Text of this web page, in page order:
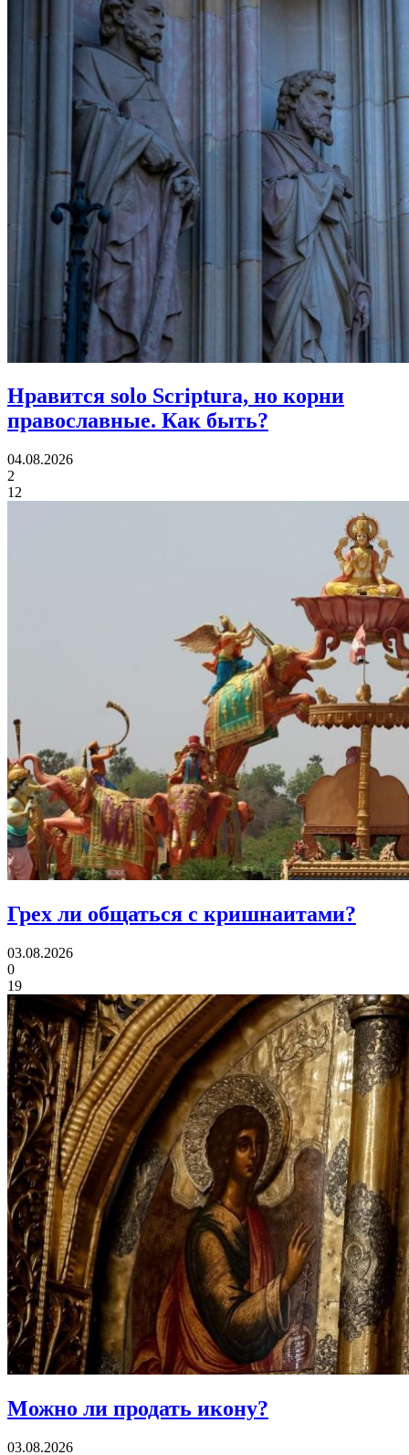
Нравится solo Scriptura, но корни
православные. Как быть?
04.08.2026
2
12
Грех ли общаться с кришнаитами?
03.08.2026
0
19
Можно ли продать икону?
03.08.2026